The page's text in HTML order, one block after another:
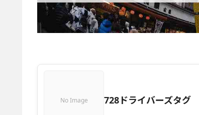
No Image 728ドライバーズタグ